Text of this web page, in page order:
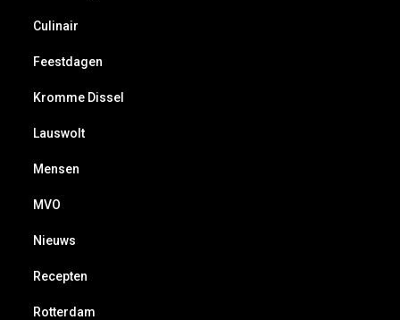
Culinair
Feestdagen
Kromme Dissel
Lauswolt
Mensen
MVO
Nieuws
Recepten
Rotterdam